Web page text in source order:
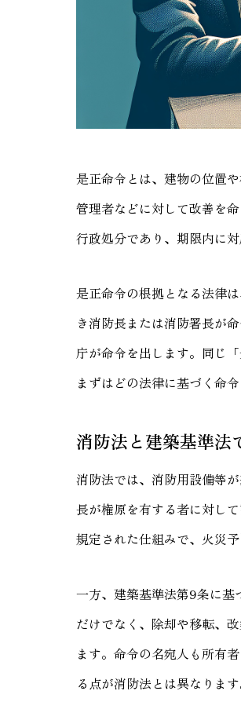
是正命令とは、建物の位置
管理者などに対して改善を
行政処分であり、期限内に
是正命令の根拠となる法律
き消防長または消防署長が
庁が命令を出します。同じ
まずはどの法律に基づく命
消防法と建築基準法
消防法では、消防用設備等
長が権原を有する者に対し
規定された仕組みで、火災
一方、建築基準法第9条に基
だけでなく、除却や移転、
ます。命令の名宛人も所有
る点が消防法とは異なります